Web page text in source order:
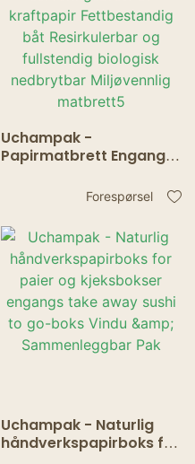
Uchampak -
Papirmatbrett Engangs
Fettbestandig båt
Resirkulerbar og
fullstendig biologisk
nedbrytbar Miljøvennlig
matbrett5
Forespørsel
Uchampak - Naturlig
håndverkspapirboks for